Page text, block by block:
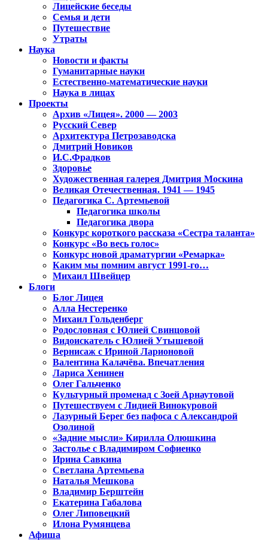
Лицейские беседы
Семья и дети
Путешествие
Утраты
Наука
Новости и факты
Гуманитарные науки
Естественно-математические науки
Наука в лицах
Проекты
Архив «Лицея». 2000 — 2003
Русский Север
Архитектура Петрозаводска
Дмитрий Новиков
И.С.Фрадков
Здоровье
Художественная галерея Дмитрия Москина
Великая Отечественная. 1941 — 1945
Педагогика С. Артемьевой
Педагогика школы
Педагогика двора
Конкурс короткого рассказа «Сестра таланта»
Конкурс «Во весь голос»
Конкурс новой драматургии «Ремарка»
Каким мы помним август 1991-го…
Михаил Швейцер
Блоги
Блог Лицея
Алла Нестеренко
Михаил Гольденберг
Родословная с Юлией Свинцовой
Видоискатель с Юлией Утышевой
Вернисаж с Ириной Ларионовой
Валентина Калачёва. Впечатления
Лариса Хенинен
Олег Гальченко
Культурный променад с Зоей Арнаутовой
Путешествуем с Лидией Винокуровой
Лазурный Берег без пафоса с Александрой
Озолиной
«Задние мысли» Кирилла Олюшкина
Застолье с Владимиром Софиенко
Ирина Савкина
Светлана Артемьева
Наталья Мешкова
Владимир Берштейн
Екатерина Габалова
Олег Липовецкий
Илона Румянцева
Афиша